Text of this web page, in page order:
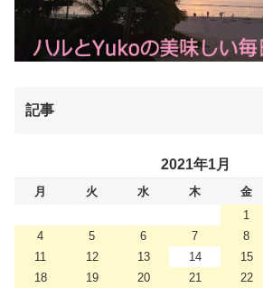
記事
2021年1月
月 火 水 木 金
1
4
5 6 7 8
11
12 13 14 15
18
19 20 21 22